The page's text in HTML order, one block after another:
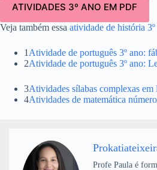
ATIVIDADES 3º ANO EM PDF
Veja também essa atividade de história
1 Atividade de português 3º ano:
2Atividade de português 3º ano:
3Atividades sílabas complexas
4Atividades de matemática
Profe Paula é